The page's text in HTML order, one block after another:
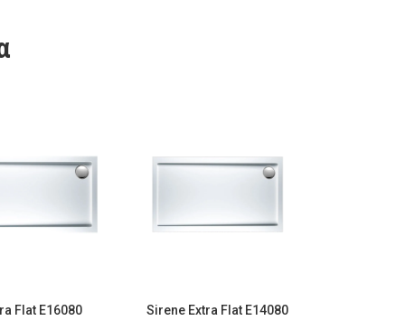
Flat E16080 Sirene Extra Flat E14080